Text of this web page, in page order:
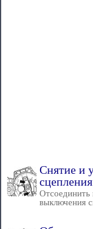
Снятие и
выключения